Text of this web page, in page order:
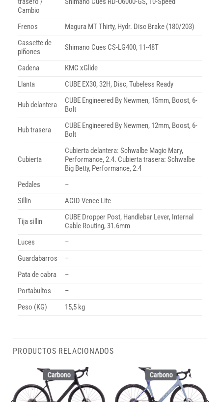
trasero /
Cambio
Shimano Cues RD-U6000-GS, 10-Speed
Frenos
Magura MT Thirty, Hydr. Disc Brake (180/203)
Cassette de
piñones
Shimano Cues CS-LG400, 11-48T
Cadena
KMC xGlide
Llanta
CUBE EX30, 32H, Disc, Tubeless Ready
Hub delantera
CUBE Engineered By Newmen, 15mm, Boost, 6-
Bolt
Hub trasera
CUBE Engineered By Newmen, 12mm, Boost, 6-
Bolt
Cubierta
Cubierta delantera: Schwalbe Magic Mary,
Performance, 2.4. Cubierta trasera: Schwalbe
Big Betty, Performance, 2.4
Pedales
–
Sillin
ACID Venec Lite
Tija sillin
CUBE Dropper Post, Handlebar Lever, Internal
Cable Routing, 31.6mm
Luces
–
Guardabarros
–
Pata de cabra
–
Portabultos
–
Peso (KG)
15,5 kg
PRODUCTOS RELACIONADOS
Carbono Carbono